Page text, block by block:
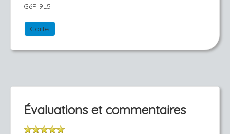
G6P 9L5
Carte
Évaluations et commentaires